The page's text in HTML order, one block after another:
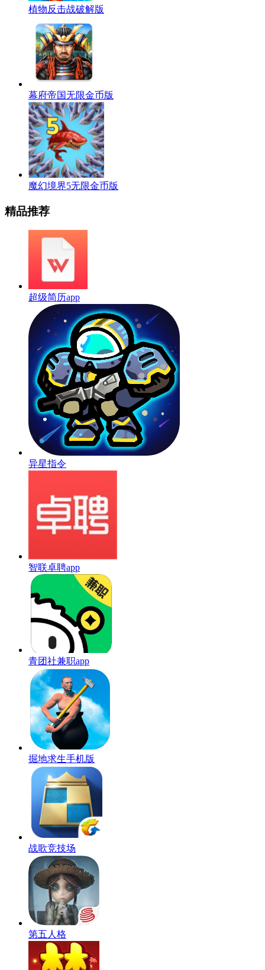
植物反击战破解版
幕府帝国无限金币版
魔幻境界5无限金币版
精品推荐
超级简历app
异星指令
智联卓聘app
青团社兼职app
掘地求生手机版
战歌竞技场
第五人格